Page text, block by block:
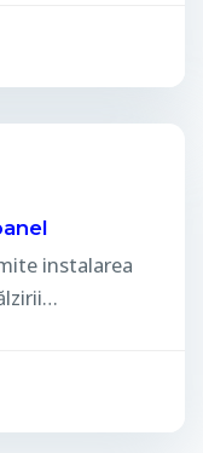
instalarea